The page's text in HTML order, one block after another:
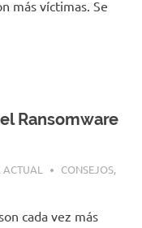
más víctimas. Se
Ransomware
CONSEJOS,
cada vez más